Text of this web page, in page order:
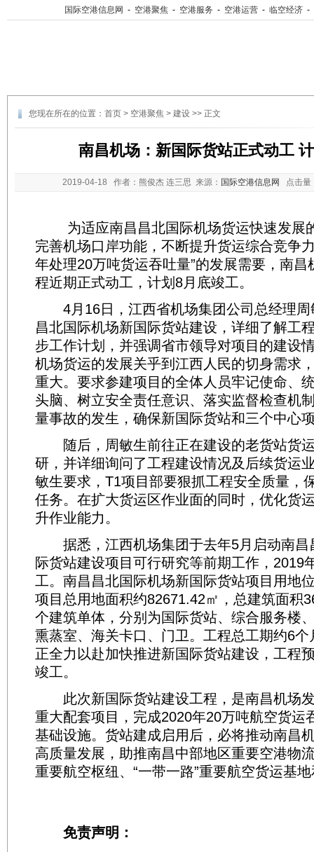
国际空港信息网 - 空港聚焦 - 空港服务 - 空港运营 - 临空经济 -
您现在所在的位置： 首页 > 空港聚焦 > 建设 >> 正文
南昌机场：新国际货站正式动工
2019-04-18 作者：熊俊杰 连三思 来源： 国际空港信息网 点击量
为适应南昌昌北国际机场货运快速发展
完善机场口岸功能，不断提升货运综合竞争
年处理20万吨货运吞吐量”的发展需要，南昌
程近期正式动工，计划8月底竣工。
4月16日，江西省机场集团公司总经理周
昌北国际机场新国际货站建设，详细了解工
步工作计划，并强调省市领导对项目的建设
机场货运的发展关乎到江西人民的切身需求
重大。要求参建项目的全体人员牢记使命、
头脑、树立安全责任意识、落实监督检查机
量事故的发生，确保新国际货站和三个中心
随后，周敏生前往正在建设的老货站货
研，并详细询问了工程建设情况及后续货运
敏生要求，T1项目部要狠抓工程安全质量，
任务。在扩大货运区作业面的同时，优化货
升作业能力。
据悉，江西机场集团于去年5月启动南昌
际货站建设项目可行研究等前期工作，2019
工。南昌昌北国际机场新国际货站项目用地
项目总用地面积约82671.42㎡，总建筑面积
个建筑单体，分别为国际货站、综合服务楼
熏蒸室、海关卡口、门卫。工程总工期约6
正全力以赴加快推进新国际货站建设，工程
竣工。
此次新国际货站建设工程，是南昌机场
重大配套项目，完成2020年20万吨航空货运
基础设施。货站建成启用后，必将推动南昌
高质量发展，助推南昌中部地区重要空港物
重要航空枢纽、“一带一路”重要航空货运基
免责声明：